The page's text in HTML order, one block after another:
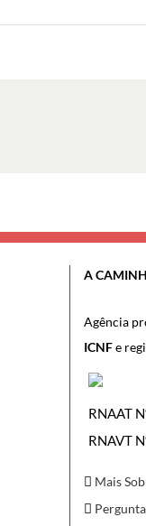
A
Agência
ICNFe
RNAAT
RNAVT
Mais